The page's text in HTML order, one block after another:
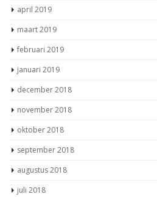
april 2019
maart 2019
februari 2019
januari 2019
december 2018
november 2018
oktober 2018
september 2018
augustus 2018
juli 2018